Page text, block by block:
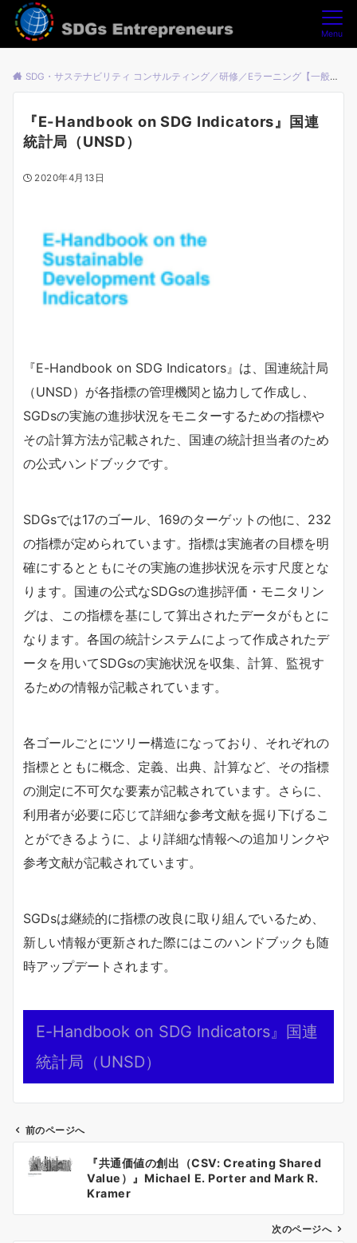
Menu
SDG・サステナビリティ コンサルティング／研修／Eラーニング【一般社団法人SDGsアントレプレナーズ】
『E-Handbook on SDG Indicators』国連
統計局（UNSD）
2020年4月13日
『E-Handbook on SDG Indicators』は、国連統計局
（UNSD）が各指標の管理機関と協力して作成し、
SGDsの実施の進捗状況をモニターするための指標や
その計算方法が記載された、国連の統計担当者のため
の公式ハンドブックです。
SDGsでは17のゴール、169のターゲットの他に、232
の指標が定められています。指標は実施者の目標を明
確にするとともにその実施の進捗状況を示す尺度とな
ります。国連の公式なSDGsの進捗評価・モニタリン
グは、この指標を基にして算出されたデータがもとに
なります。各国の統計システムによって作成されたデ
ータを用いてSDGsの実施状況を収集、計算、監視す
るための情報が記載されています。
各ゴールごとにツリー構造になっており、それぞれの
指標とともに概念、定義、出典、計算など、その指標
の測定に不可欠な要素が記載されています。さらに、
利用者が必要に応じて詳細な参考文献を掘り下げるこ
とができるように、より詳細な情報への追加リンクや
参考文献が記載されています。
SGDsは継続的に指標の改良に取り組んでいるため、
新しい情報が更新された際にはこのハンドブックも随
時アップデートされます。
E-Handbook on SDG Indicators』国連
統計局（UNSD）
ビ
前のページへ
『共通価値の創出（CSV: Creating Shared
Value）』Michael E. Porter and Mark R.
Kramer
次のページへ